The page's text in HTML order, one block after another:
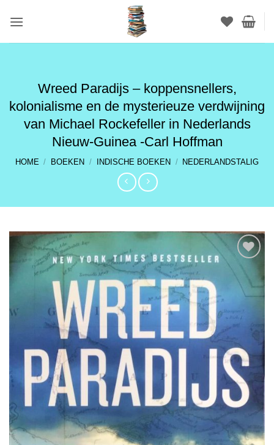
naar
Wreed Paradijs – koppensnellers,
kolonialisme en de mysterieuze verdwijning
van Michael Rockefeller in Nederlands
Nieuw-Guinea -Carl Hoffman
HOME / BOEKEN / INDISCHE BOEKEN / NEDERLANDSTALIG
TOEVOEGEN
AAN
VERLANGLIJST